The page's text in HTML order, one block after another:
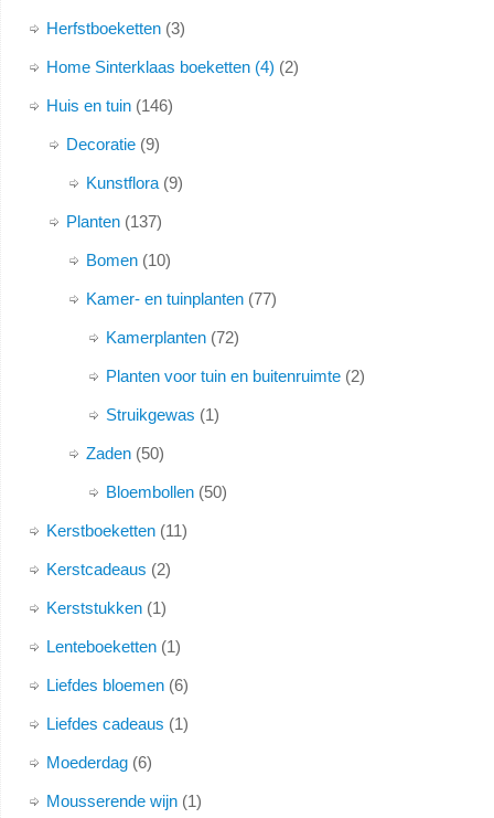
Herfstboeketten 3
Home Sinterklaas boeketten (4) 2
Huis en tuin 146
Decoratie 9
Kunstflora 9
Planten 137
Bomen 10
Kamer- en tuinplanten 77
Kamerplanten 72
Planten voor tuin en buitenruimte 2
Struikgewas 1
Zaden 50
Bloembollen 50
Kerstboeketten 11
Kerstcadeaus 2
Kerststukken 1
Lenteboeketten 1
Liefdes bloemen 6
Liefdes cadeaus 1
Moederdag 6
Mousserende wijn 1